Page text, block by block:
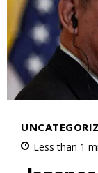
Less than 1